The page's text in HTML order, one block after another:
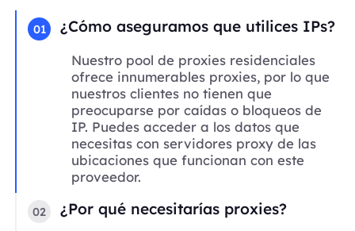
01 ¿Cómo aseguramos que utilices IPs?
Nuestro pool de proxies residenciales
ofrece innumerables proxies, por lo que
nuestros clientes no tienen que
preocuparse por caídas o bloqueos de
IP. Puedes acceder a los datos que
necesitas con servidores proxy de las
ubicaciones que funcionan con este
proveedor.
02 ¿Por qué necesitarías proxies?